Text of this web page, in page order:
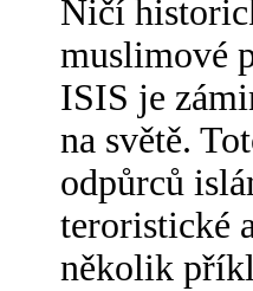
Ničí
muslimové
ISIS je
na světě.
odpůrců
teroristické
několik